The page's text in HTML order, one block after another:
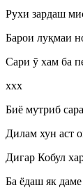
Рухи зардаш
Барои луқмаи
Сари ӯ хам ба
ххх
Биё мутриб
Дилам хун аст
Дигар Кобул
Ба ёдаш як